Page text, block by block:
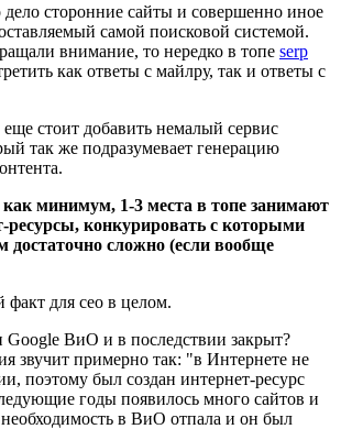
сторонние сайты и совершенно иное
самой поисковой системой.
внимание, то нередко в топе serp
как ответы с майлру, так и ответы с
стоит добавить немалый сервис
так же подразумевает генерацию
как минимум, 1-3 места в топе занимают
ресурсы, конкурировать с которыми
достаточно сложно (если вообще
для сео в целом.
Google ВиО и в последствии закрыт?
звучит примерно так: "в Интернете не
поэтому был создан интернет-ресурс
годы появилось много сайтов и
в ВиО отпала и он был